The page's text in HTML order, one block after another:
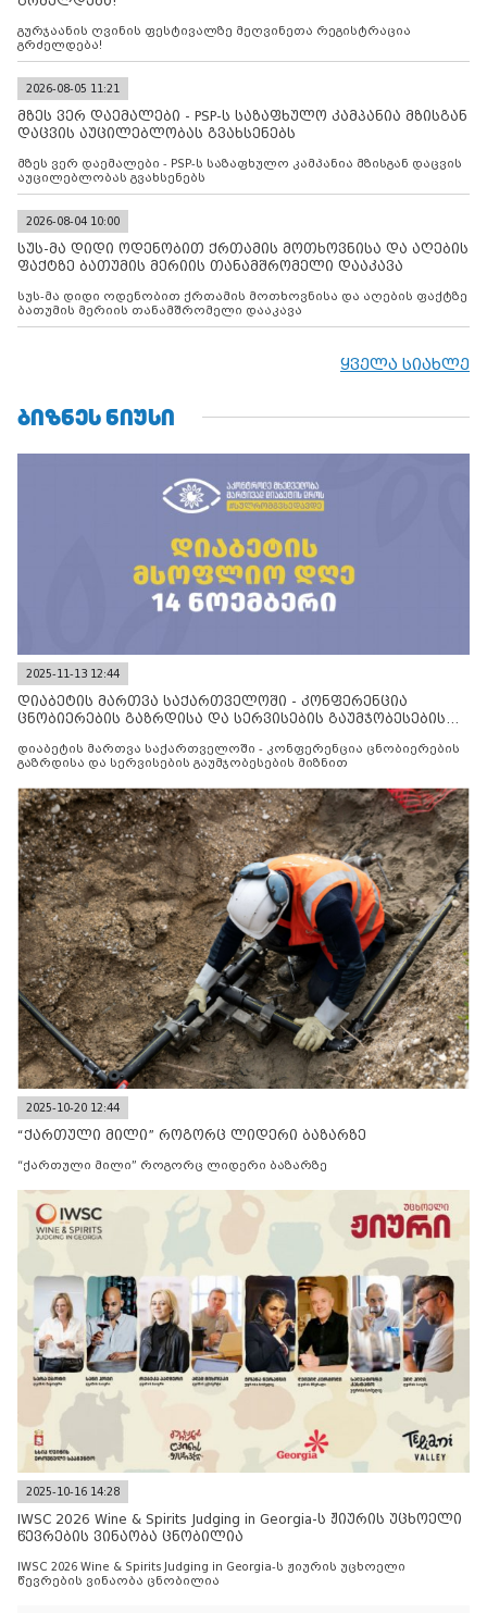
გურჯაანის ღვინის ფესტივალზე მეღვინეთა რეგისტრაცია
გრძელდება!
2026-08-05 11:21
მზეს ვერ დაემალები - PSP-ს საზაფხულო კამპანია მზისგან
დაცვის აუცილებლობას გვახსენებს
მზეს ვერ დაემალები - PSP-ს საზაფხულო კამპანია მზისგან დაცვის
აუცილებლობას გვახსენებს
2026-08-04 10:00
სუს-მა დიდი ოდენობით ქრთამის მოთხოვნისა და აღების
ფაქტზე ბათუმის მერიის თანამშრომელი დააკავა
სუს-მა დიდი ოდენობით ქრთამის მოთხოვნისა და აღების ფაქტზე
ბათუმის მერიის თანამშრომელი დააკავა
ყველა სიახლე
ᲑᲘᲖᲜᲔᲡ ᲜᲘᲣᲡᲘ
2025-11-13 12:44
დიაბეტის მართვა საქართველოში - კონფერენცია
ცნობიერების გაზრდისა და სერვისების გაუმჯობესების
დიაბეტის მართვა საქართველოში - კონფერენცია ცნობიერების
გაზრდისა და სერვისების გაუმჯობესების მიზნით
2025-10-20 12:44
“ქართული მილი” როგორც ლიდერი ბაზარზე
“ქართული მილი” როგორც ლიდერი ბაზარზე
2025-10-16 14:28
IWSC 2026 Wine & Spirits Judging in Georgia-ს ჟიურის უცხოელი
წევრების ვინაობა ცნობილია
IWSC 2026 Wine & Spirits Judging in Georgia-ს ჟიურის უცხოელი
წევრების ვინაობა ცნობილია